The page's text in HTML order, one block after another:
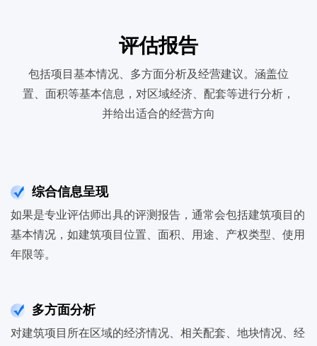
评估报告
包括项目基本情况、多方面分析及经营建议。涵盖位
置、面积等基本信息，对区域经济、配套等进行分析，
并给出适合的经营方向
综合信息呈现
如果是专业评估师出具的评测报告，通常会包括建筑项目的
基本情况，如建筑项目位置、面积、用途、产权类型、使用
年限等。
多方面分析
对建筑项目所在区域的经济情况、相关配套、地块情况、经